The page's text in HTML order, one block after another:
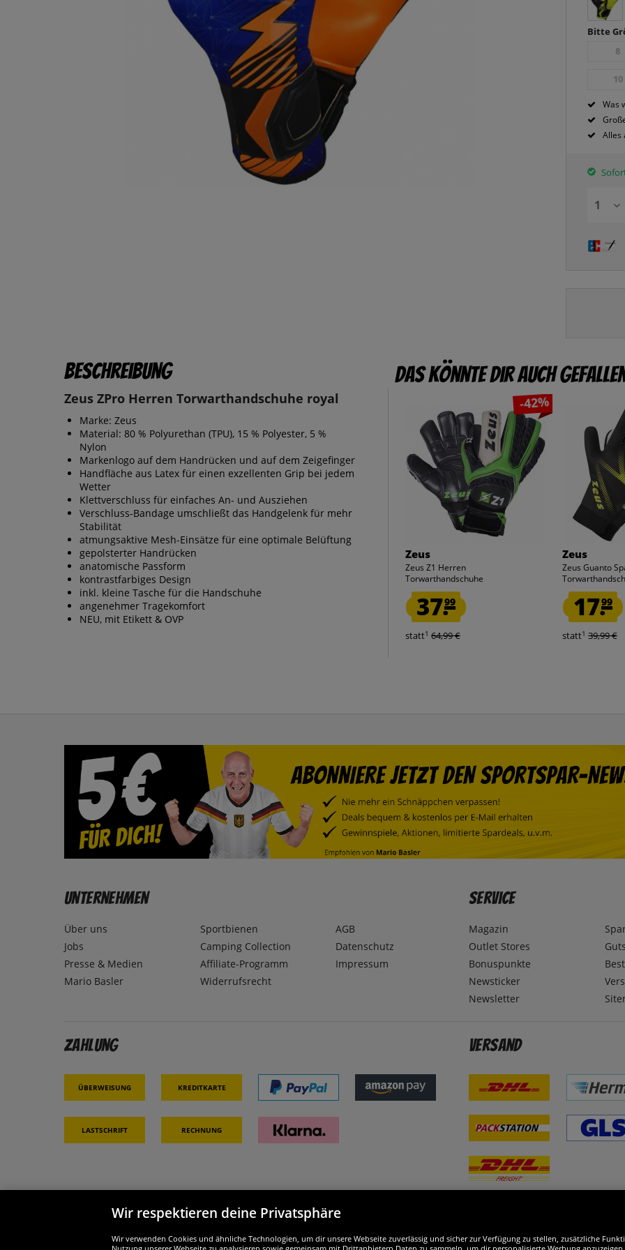
Bitte
8
10
Was
Alles
Beschreibung
Zeus ZPro Herren Torwarthandschuhe royal
Marke: Zeus
Material: 80 % Polyurethan (TPU), 15 % Polyester, 5 %
Nylon
Markenlogo auf dem Handrücken und auf dem Zeigefinger
Handfläche aus Latex für einen exzellenten Grip bei jedem
Wetter
Klettverschluss für einfaches An- und Ausziehen
Verschluss-Bandage umschließt das Handgelenk für mehr
Stabilität
atmungsaktive Mesh-Einsätze für eine optimale Belüftung
gepolsterter Handrücken
anatomische Passform
kontrastfarbiges Design
inkl. kleine Tasche für die Handschuhe
angenehmer Tragekomfort
NEU, mit Etikett & OVP
Das könnte dir auch
-42%
Zeus
Zeus Z1 Herren
Torwarthandschuhe
37.99
statt1 64,99 €
Zeus
Zeus Guanto
17.99
statt1 39,99 €
Unternehmen
Über uns
Jobs
Presse & Medien
Mario Basler
Sportbienen
Camping Collection
Affiliate-Programm
Widerrufsrecht
AGB
Datenschutz
Impressum
Service
Magazin
Outlet Stores
Bonuspunkte
Newsticker
Newsletter
Zahlung
Überweisung Kreditkarte
Lastschrift Rechnung
Versand
Partner & Sicherheit Wir sind ausgezeichnet
Wir respektieren deine Privatsphäre
Wir verwenden Cookies und ähnliche Technologien, um dir unsere Webseite zuverlässig und sicher zur Verfügung zu stellen, zusätzliche